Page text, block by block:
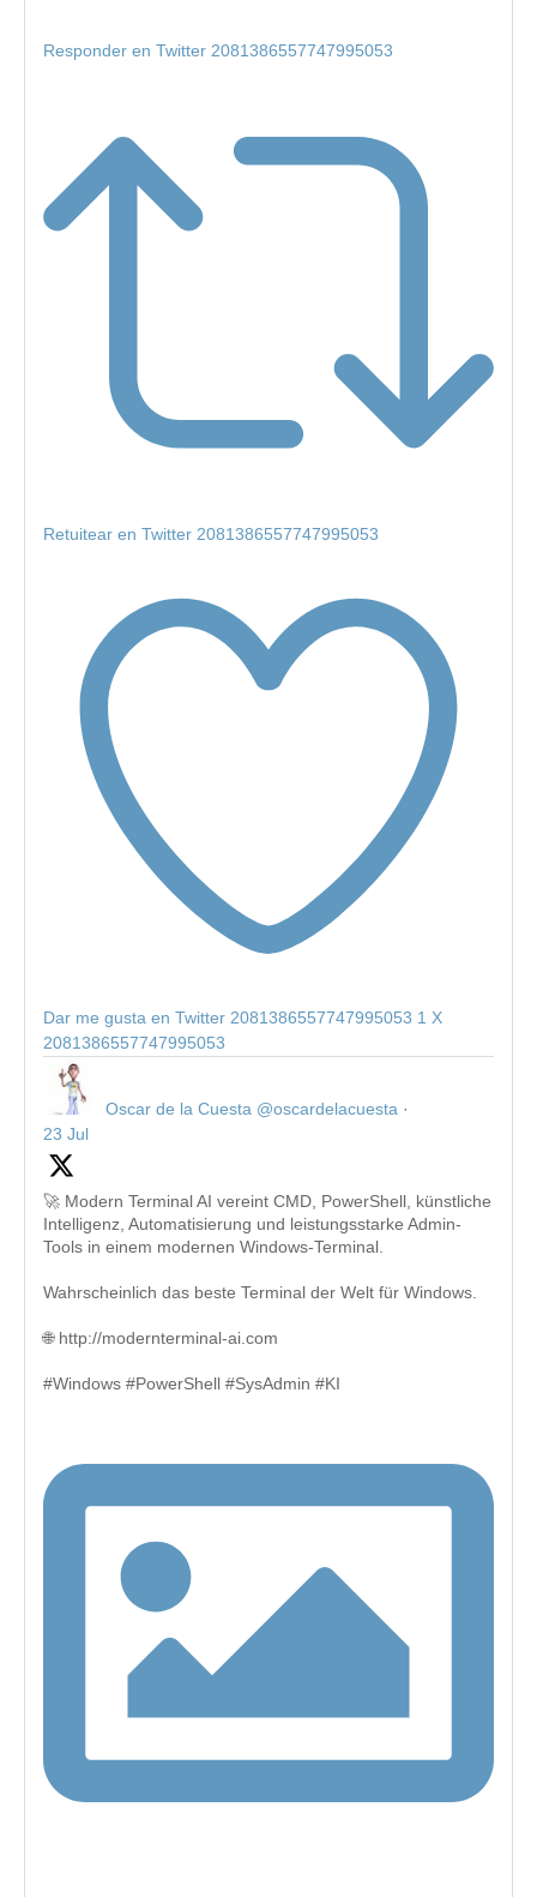
Responder en Twitter 2081386557747995053
Retuitear en Twitter 2081386557747995053
Dar me gusta en Twitter 2081386557747995053 1 X
2081386557747995053
Oscar de la Cuesta @oscardelacuesta ·
23 Jul
🚀 Modern Terminal AI vereint CMD, PowerShell, künstliche
Intelligenz, Automatisierung und leistungsstarke Admin-
Tools in einem modernen Windows-Terminal.
Wahrscheinlich das beste Terminal der Welt für Windows.
🌐 http://modernterminal-ai.com
#Windows #PowerShell #SysAdmin #KI